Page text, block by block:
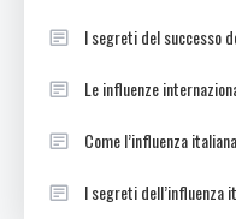
I segreti del successo
Le influenze
Come l’influenza
I segreti dell’influenza